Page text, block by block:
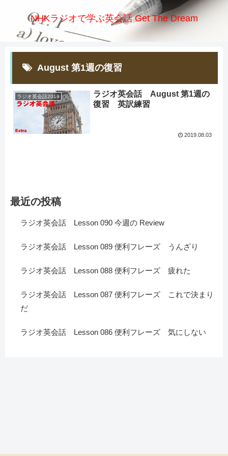
NHKラジオで学ぶ英会話 Get The Dream
August 第1週の復習
ラジオ英会話2019
ラジオ英会話 August 第1週の
復習 英訳練習
2019.08.03
最近の投稿
ラジオ英会話 Lesson 090 今週の Review
ラジオ英会話 Lesson 089 便利フレーズ うんざり
ラジオ英会話 Lesson 088 便利フレーズ 疲れた
ラジオ英会話 Lesson 087 便利フレーズ これで決まり
だ
ラジオ英会話 Lesson 086 便利フレーズ 気にしない